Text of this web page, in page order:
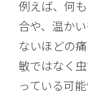
例えば、何
合や、温か
ないほどの
敏ではなく
っている可能